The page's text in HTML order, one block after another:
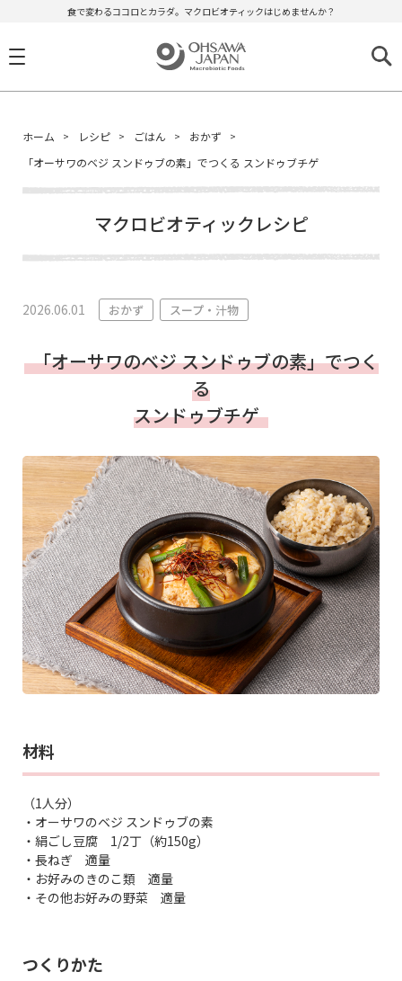
食で変わるココロとカラダ。マクロビオティックはじめませんか？
ホーム レシピ ごはん
おかず
「オーサワのベジ スンドゥブの素」でつくる スンドゥブチゲ
マクロビオティックレシピ
2026.06.01 おかず スープ・汁物
「オーサワのベジ スンドゥブの素」でつく
る
スンドゥブチゲ
材料
（1人分）
・オーサワのベジ スンドゥブの素
・絹ごし豆腐 1/2丁（約150g）
・長ねぎ 適量
・お好みのきのこ類 適量
・その他お好みの野菜 適量
つくりかた